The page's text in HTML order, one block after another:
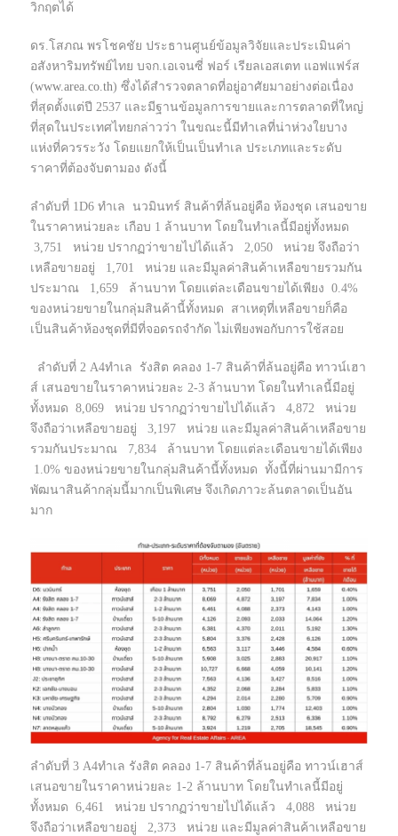
วิกฤตได้
ดร.โสภณ พรโชคชัย ประธานศูนย์ข้อมูลวิจัยและประเมินค่า
อสังหาริมทรัพย์ไทย บจก.เอเจนซี่ ฟอร์ เรียลเอสเตท แอฟแฟร์ส
(www.area.co.th) ซึ่งได้สำรวจตลาดที่อยู่อาศัยมาอย่างต่อเนื่อง
ที่สุดตั้งแต่ปี 2537 และมีฐานข้อมูลการขายและการตลาดที่ใหญ่
ที่สุดในประเทศไทยกล่าวว่า ในขณะนี้มีทำเลที่น่าห่วงใยบาง
แห่งที่ควรระวัง โดยแยกให้เป็นเป็นทำเล ประเภทและระดับ
ราคาที่ต้องจับตามอง ดังนี้
ลำดับที่ 1D6 ทำเล นวมินทร์ สินค้าที่ล้นอยู่คือ ห้องชุด เสนอขาย
ในราคาหน่วยละ เกือบ 1 ล้านบาท โดยในทำเลนี้มีอยู่ทั้งหมด
3,751 หน่วย ปรากฏว่าขายไปได้แล้ว 2,050 หน่วย จึงถือว่า
เหลือขายอยู่ 1,701 หน่วย และมีมูลค่าสินค้าเหลือขายรวมกัน
ประมาณ 1,659 ล้านบาท โดยแต่ละเดือนขายได้เพียง 0.4%
ของหน่วยขายในกลุ่มสินค้านี้ทั้งหมด สาเหตุที่เหลือขายก็คือ
เป็นสินค้าห้องชุดที่มีที่จอดรถจำกัด ไม่เพียงพอกับการใช้สอย
ลำดับที่ 2 A4ทำเล รังสิต คลอง 1-7 สินค้าที่ล้นอยู่คือ ทาวน์เฮา
ส์ เสนอขายในราคาหน่วยละ 2-3 ล้านบาท โดยในทำเลนี้มีอยู่
ทั้งหมด 8,069 หน่วย ปรากฏว่าขายไปได้แล้ว 4,872 หน่วย
จึงถือว่าเหลือขายอยู่ 3,197 หน่วย และมีมูลค่าสินค้าเหลือขาย
รวมกันประมาณ 7,834 ล้านบาท โดยแต่ละเดือนขายได้เพียง
1.0% ของหน่วยขายในกลุ่มสินค้านี้ทั้งหมด ทั้งนี้ที่ผ่านมามีการ
พัฒนาสินค้ากลุ่มนี้มากเป็นพิเศษ จึงเกิดภาวะล้นตลาดเป็นอัน
มาก
ลำดับที่ 3 A4ทำเล รังสิต คลอง 1-7 สินค้าที่ล้นอยู่คือ ทาวน์เฮาส์
เสนอขายในราคาหน่วยละ 1-2 ล้านบาท โดยในทำเลนี้มีอยู่
ทั้งหมด 6,461 หน่วย ปรากฏว่าขายไปได้แล้ว 4,088 หน่วย
จึงถือว่าเหลือขายอยู่ 2,373 หน่วย และมีมูลค่าสินค้าเหลือขาย